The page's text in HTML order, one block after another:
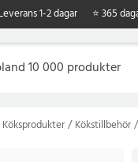
1-2 dagar ⭐ 365
Köksprodukter Kökstillbehör